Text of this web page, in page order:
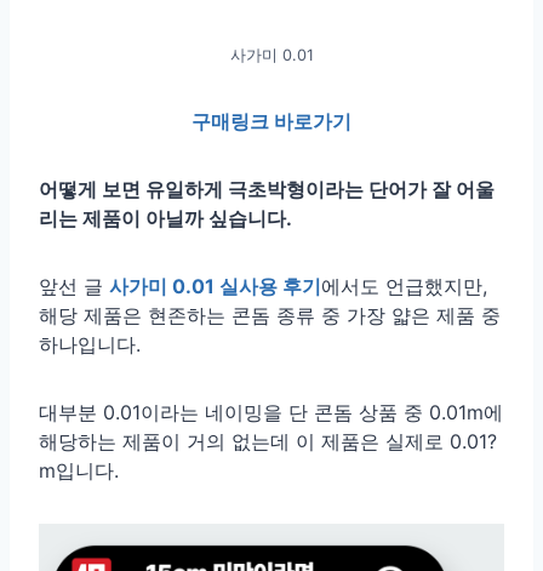
사가미 0.01
구매링크 바로가기
어떻게 보면 유일하게 극초박형이라는 단어가 잘 어울
리는 제품이 아닐까 싶습니다.
앞선 글 사가미 0.01 실사용 후기에서도 언급했지만,
해당 제품은 현존하는 콘돔 종류 중 가장 얇은 제품 중
하나입니다.
대부분 0.01이라는 네이밍을 단 콘돔 상품 중 0.01m에
해당하는 제품이 거의 없는데 이 제품은 실제로 0.01?
m입니다.